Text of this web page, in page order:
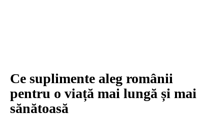
Ce suplimente aleg românii
pentru o viață mai lungă și mai
sănătoasă